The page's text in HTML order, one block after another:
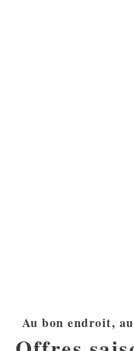
Au bon endroit,